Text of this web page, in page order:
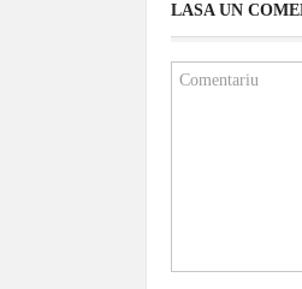
LASA UN